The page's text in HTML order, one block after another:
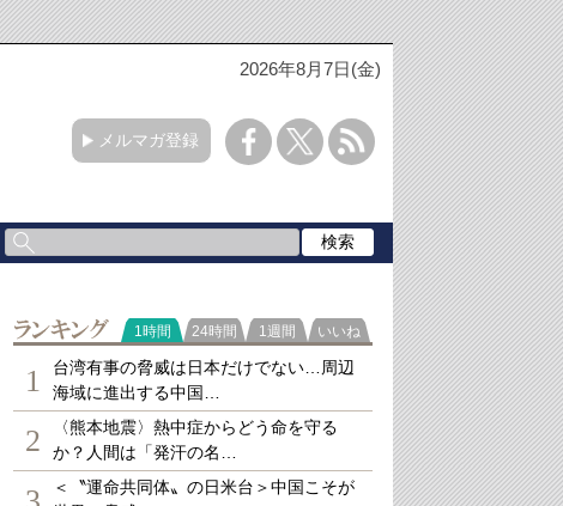
2026年8月7日(金)
メルマガ登録
ランキング
1時間 24時間 1週間 いいね
1
台湾有事の脅威は日本だけでない…周辺
海域に進出する中国…
2
〈熊本地震〉熱中症からどう命を守る
か？人間は「発汗の名…
＜〝運命共同体〟の日米台＞中国こそが